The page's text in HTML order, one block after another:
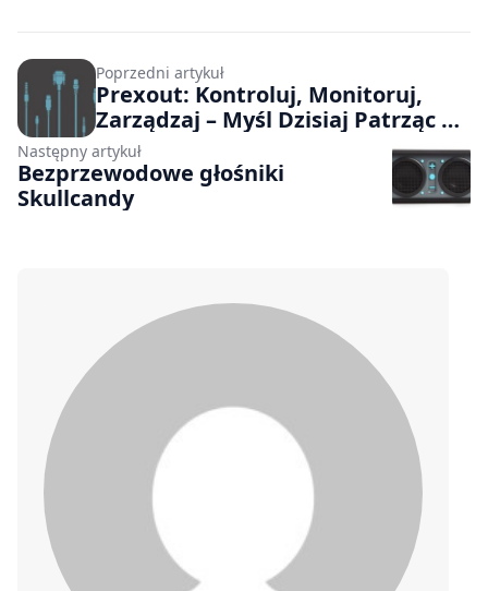
Poprzedni artykuł
Prexout: Kontroluj, Monitoruj,
Zarządzaj – Myśl Dzisiaj Patrząc na
Jutro
Następny artykuł
Bezprzewodowe głośniki
Skullcandy